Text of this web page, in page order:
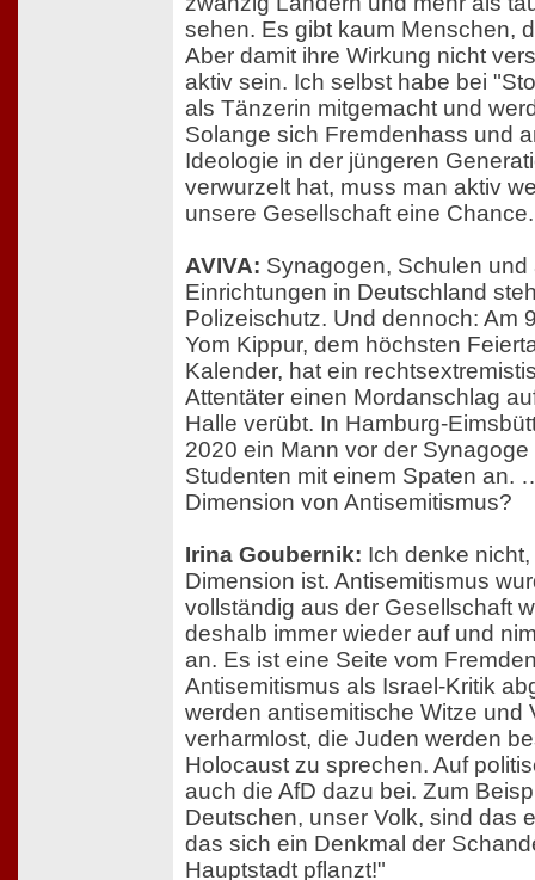
sehen. Es gibt kaum Menschen,
Aber damit ihre Wirkung nicht
aktiv sein. Ich selbst habe bei
als Tänzerin mitgemacht und
Solange sich Fremdenhass und
Ideologie in der jüngeren
verwurzelt hat, muss man aktiv
unsere Gesellschaft eine Chance.
AVIVA: Synagogen, Schulen
Einrichtungen in Deutschland
Polizeischutz. Und dennoch: Am
Yom Kippur, dem höchsten
Kalender, hat ein
Attentäter einen Mordanschlag
Halle verübt. In Hamburg-
2020 ein Mann vor der
Studenten mit einem Spaten an.
Dimension von Antisemitismus?
Irina Goubernik: Ich denke
Dimension ist. Antisemitismus
vollständig aus der Gesellschaft
deshalb immer wieder auf und
an. Es ist eine Seite vom
Antisemitismus als Israel-Kritik
werden antisemitische Witze und
verharmlost, die Juden werden
Holocaust zu sprechen. Auf
auch die AfD dazu bei. Zum
Deutschen, unser Volk, sind das
das sich ein Denkmal der
Hauptstadt pflanzt!"